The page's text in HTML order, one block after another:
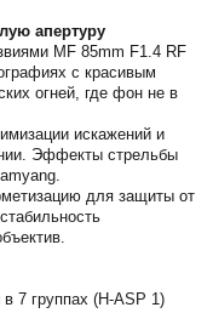
апертуру
MF 85mm F1.4 RF
с красивым
огней, где фон не в
искажений и
Эффекты стрельбы
для защиты от
7 группах (H-ASP 1)